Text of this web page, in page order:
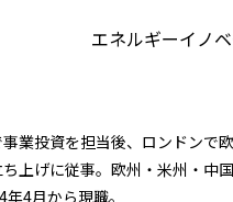
エネルギーイノ
業投資を担当後、ロンドンで
上げに従事。欧州・米州・中
4月から現職。